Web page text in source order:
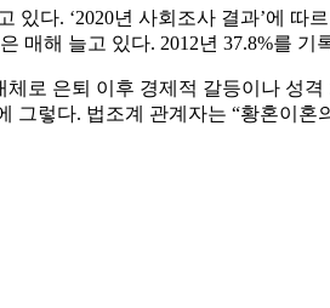
있다. ‘2020년 사회조사 결과’에
매해 늘고 있다. 2012년 37.8%를
로 은퇴 이후 경제적 갈등이나 성
그렇다. 법조계 관계자는 “황혼이